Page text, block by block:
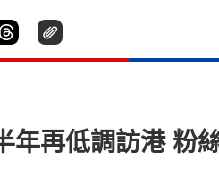
再低調訪港 粉